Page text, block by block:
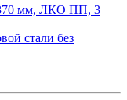
мм, ЛКО ПП, 3
стали без